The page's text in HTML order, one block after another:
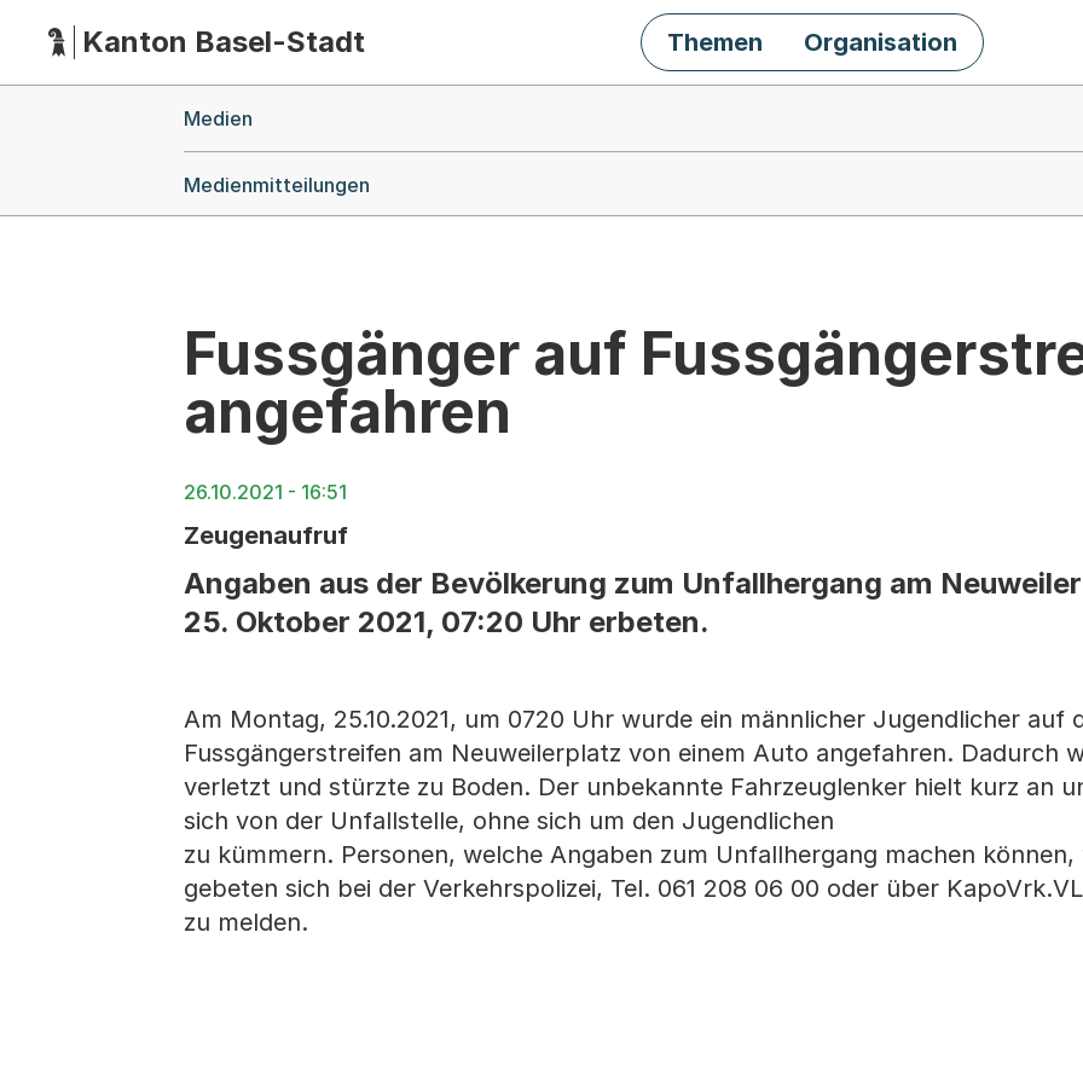
HauptnavigationKanton Basel-Stadt Themen Organisation
Medien
Medienmitteilungen
Fussgänger auf
angefahren
26.10.2021 - 16:51
Zeugenaufruf
Angaben aus der Bevölkerung zum Unfallhergang am
25. Oktober 2021, 07:20 Uhr erbeten.
Am Montag, 25.10.2021, um 0720 Uhr wurde ein männlicher Jugendlicher auf
Fussgängerstreifen am Neuweilerplatz von einem Auto angefahren. Dadurch
verletzt und stürzte zu Boden. Der unbekannte Fahrzeuglenker hielt kurz an
sich von der Unfallstelle, ohne sich um den Jugendlichen
zu kümmern. Personen, welche Angaben zum Unfallhergang machen können,
gebeten sich bei der Verkehrspolizei, Tel. 061 208 06 00 oder über
zu melden.